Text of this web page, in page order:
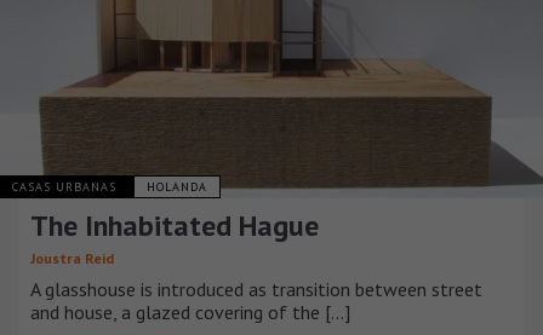
CASAS URBANAS HOLANDA
The Inhabitated Hague
Joustra Reid
A glasshouse is introduced as transition between street
and house, a glazed covering of the [...]